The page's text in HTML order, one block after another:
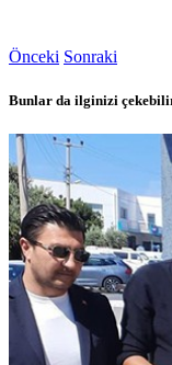
Önceki Sonraki
Bunlar da ilginizi